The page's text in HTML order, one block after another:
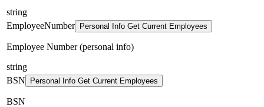
string
EmployeeNumber
Personal Info Get Current Employees
Employee Number (personal info)
string
BSN
Personal Info Get Current Employees
BSN